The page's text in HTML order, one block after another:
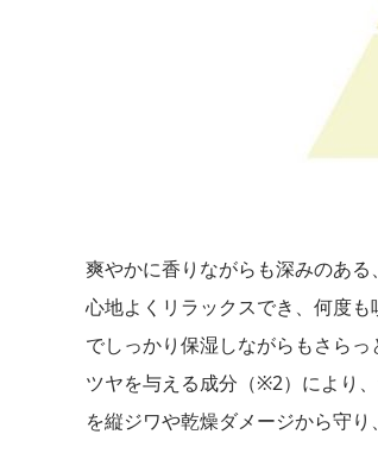
爽やかに香りながらも深みのあ
心地よくリラックスでき、何度
でしっかり保湿しながらもさら
ツヤを与える成分（※2）により
を縦ジワや乾燥ダメージから守り